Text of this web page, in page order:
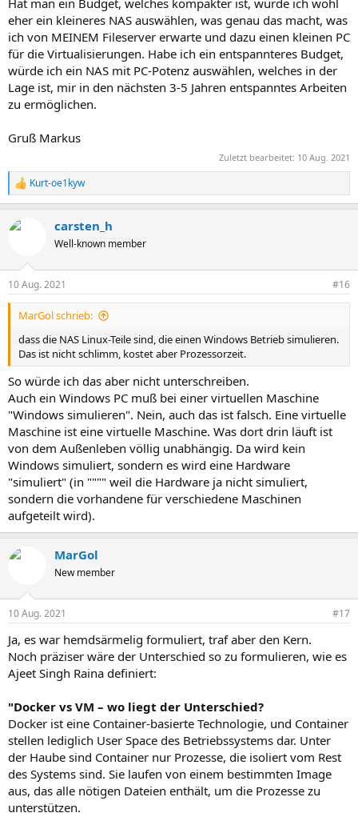
Hat man ein Budget, welches kompakter ist, würde ich wohl
eher ein kleineres NAS auswählen, was genau das macht, was
ich von MEINEM Fileserver erwarte und dazu einen kleinen PC
für die Virtualisierungen. Habe ich ein entspannteres Budget,
würde ich ein NAS mit PC-Potenz auswählen, welches in der
Lage ist, mir in den nächsten 3-5 Jahren entspanntes Arbeiten
zu ermöglichen.
Gruß Markus
Zuletzt bearbeitet: 10 Aug. 2021
R
e
k
e
n
Kurt-oe1kyw
carsten_h
Well-known member
10 Aug. 2021 #16
MarGol schrieb:
dass die NAS Linux-Teile sind, die einen Windows Betrieb simulieren.
Das ist nicht schlimm, kostet aber Prozessorzeit.
So würde ich das aber nicht unterschreiben.
Auch ein Windows PC muß bei einer virtuellen Maschine
"Windows simulieren". Nein, auch das ist falsch. Eine virtuelle
Maschine ist eine virtuelle Maschine. Was dort drin läuft ist
von dem Außenleben völlig unabhängig. Da wird kein
Windows simuliert, sondern es wird eine Hardware
"simuliert" (in """" weil die Hardware ja nicht simuliert,
sondern die vorhandene für verschiedene Maschinen
aufgeteilt wird).
MarGol
New member
10 Aug. 2021 #17
Ja, es war hemdsärmelig formuliert, traf aber den Kern.
Noch präziser wäre der Unterschied so zu formulieren, wie es
Ajeet Singh Raina definiert:
"Docker vs VM – wo liegt der Unterschied?
Docker ist eine Container-basierte Technologie, und Container
stellen lediglich User Space des Betriebssystems dar. Unter
der Haube sind Container nur Prozesse, die isoliert vom Rest
des Systems sind. Sie laufen von einem bestimmten Image
aus, das alle nötigen Dateien enthält, um die Prozesse zu
unterstützen.